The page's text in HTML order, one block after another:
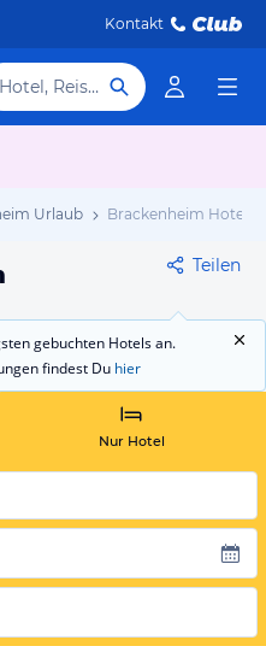
Kontakt
Hotel, Reiseziel
Urlaub Brackenheim Hotels
Teilen
gebuchten Hotels an.
findest Du hier
Nur Hotel